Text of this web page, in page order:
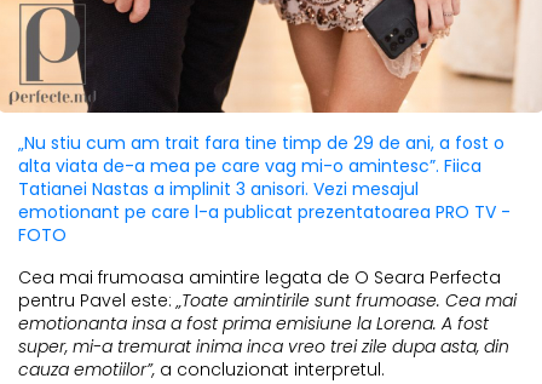
„Nu stiu cum am trait fara tine timp de 29 de ani, a fost o
alta viata de-a mea pe care vag mi-o amintesc”. Fiica
Tatianei Nastas a implinit 3 anisori. Vezi mesajul
emotionant pe care l-a publicat prezentatoarea PRO TV -
FOTO
Cea mai frumoasa amintire legata de O Seara Perfecta
pentru Pavel este:„Toate amintirile sunt frumoase. Cea mai
emotionanta insa a fost prima emisiune la Lorena. A fost
super, mi-a tremurat inima inca vreo trei zile dupa asta, din
cauza emotiilor”, a concluzionat interpretul.